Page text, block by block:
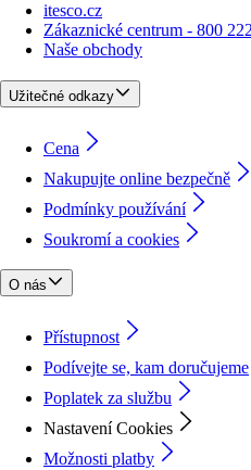
itesco.cz
Zákaznické centrum - 800
Naše obchody
Užitečné odkazy
Cena
Nakupujte online bezpečně
Podmínky používání
Soukromí a cookies
O nás
Přístupnost
Podívejte se, kam doručujeme
Poplatek za službu
Nastavení Cookies
Možnosti platby